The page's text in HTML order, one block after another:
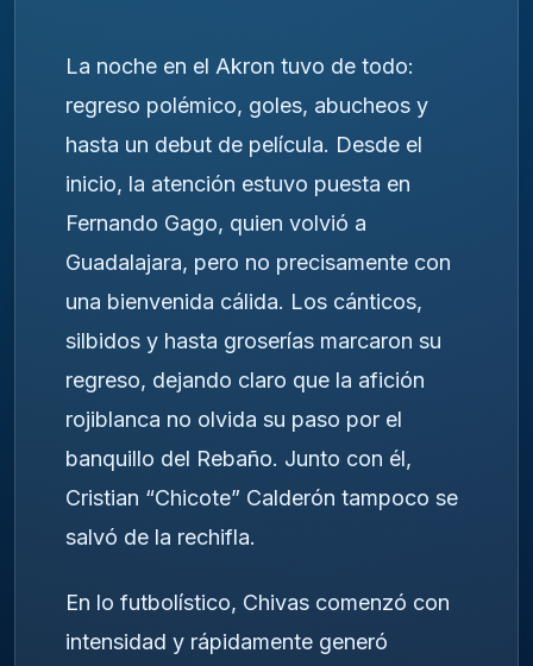
La noche en el Akron tuvo de todo:
regreso polémico, goles, abucheos y
hasta un debut de película. Desde el
inicio, la atención estuvo puesta en
Fernando Gago, quien volvió a
Guadalajara, pero no precisamente con
una bienvenida cálida. Los cánticos,
silbidos y hasta groserías marcaron su
regreso, dejando claro que la afición
rojiblanca no olvida su paso por el
banquillo del Rebaño. Junto con él,
Cristian “Chicote” Calderón tampoco se
salvó de la rechifla.
En lo futbolístico, Chivas comenzó con
intensidad y rápidamente generó